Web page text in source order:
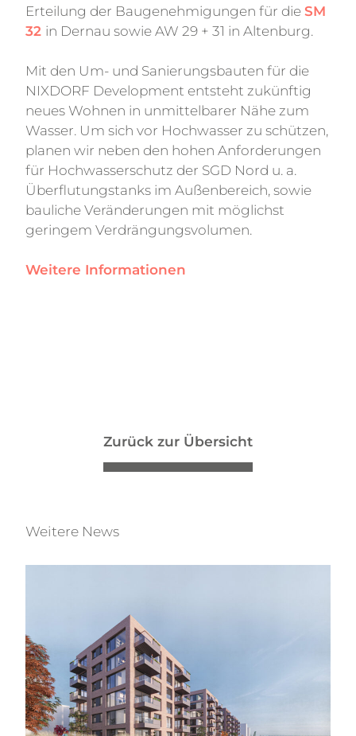
Erteilung der Baugenehmigungen für die SM
32 in Dernau sowie AW 29 + 31 in Altenburg.
Mit den Um- und Sanierungsbauten für die
NIXDORF Development entsteht zukünftig
neues Wohnen in unmittelbarer Nähe zum
Wasser. Um sich vor Hochwasser zu schützen,
planen wir neben den hohen Anforderungen
für Hochwasserschutz der SGD Nord u. a.
Überflutungstanks im Außenbereich, sowie
bauliche Veränderungen mit möglichst
geringem Verdrängungsvolumen.
Weitere Informationen
Zurück zur Übersicht
Weitere News